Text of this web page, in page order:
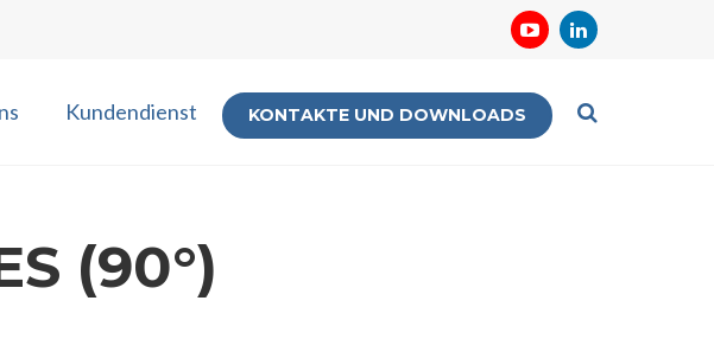
Kundendienst KONTAKTE UND DOWNLOADS
(90°)